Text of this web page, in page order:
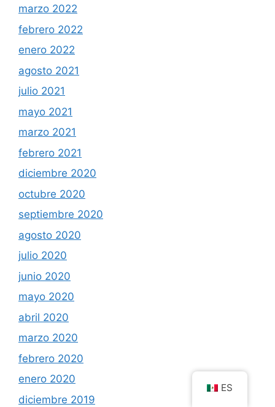
marzo 2022
febrero 2022
enero 2022
agosto 2021
julio 2021
mayo 2021
marzo 2021
febrero 2021
diciembre 2020
octubre 2020
septiembre 2020
agosto 2020
julio 2020
junio 2020
mayo 2020
abril 2020
marzo 2020
febrero 2020
enero 2020
diciembre 2019
ES